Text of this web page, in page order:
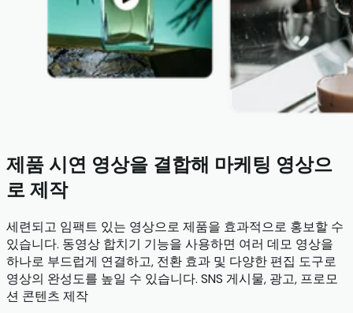
제품 시연 영상을 결합해 마케팅 영상으
로 제작
세련되고 임팩트 있는 영상으로 제품을 효과적으로 홍보할 수
있습니다. 동영상 합치기 기능을 사용하면 여러 데모 영상을
하나로 부드럽게 연결하고, 전환 효과 및 다양한 편집 도구로
영상의 완성도를 높일 수 있습니다. SNS 게시물, 광고, 프로모
션 콘텐츠 제작